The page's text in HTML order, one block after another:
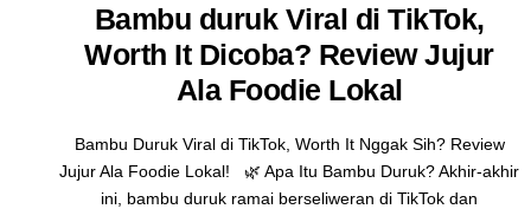
Bambu duruk Viral di TikTok,
Worth It Dicoba? Review Jujur
Ala Foodie Lokal
Bambu Duruk Viral di TikTok, Worth It Nggak Sih? Review
Jujur Ala Foodie Lokal! 🌿 Apa Itu Bambu Duruk? Akhir-akhir
ini, bambu duruk ramai berseliweran di TikTok dan